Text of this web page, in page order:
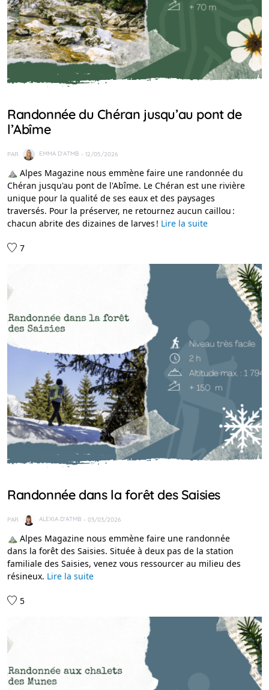
Randonnée du Chéran jusqu’au pont de
l’Abîme
PAR EMMA D'ATMB - 12/05/2026
⛰️ Alpes Magazine nous emmène faire une randonnée du
Chéran jusqu'au pont de l'Abîme. Le Chéran est une rivière
unique pour la qualité de ses eaux et des paysages
traversés. Pour la préserver, ne retournez aucun caillou :
chacun abrite des dizaines de larves ! Lire la suite
7
Randonnée dans la forêt des Saisies
PAR ALEXIA D'ATMB - 03/03/2026
⛰️ Alpes Magazine nous emmène faire une randonnée
dans la forêt des Saisies. Située à deux pas de la station
familiale des Saisies, venez vous ressourcer au milieu des
résineux. Lire la suite
5